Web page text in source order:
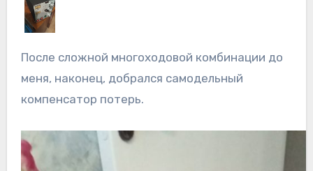
После сложной многоходовой комбинации до
меня, наконец, добрался самодельный
компенсатор потерь.